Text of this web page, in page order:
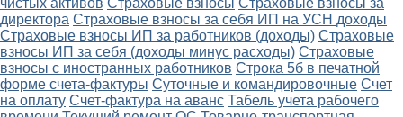
чистых активов Страховые взносы Страховые взносы за
директора Страховые взносы за себя ИП на УСН доходы
Страховые взносы ИП за работников (доходы) Страховые
взносы ИП за себя (доходы минус расходы) Страховые
взносы с иностранных работников Строка 5б в печатной
форме счета-фактуры Суточные и командировочные Счет
на оплату Счет-фактура на аванс Табель учета рабочего